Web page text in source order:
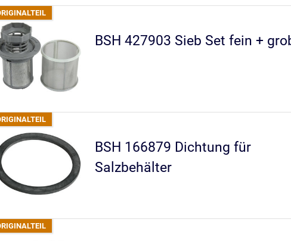
BSH 427903 Sieb Set fein +
BSH 166879 Dichtung für
Salzbehälter